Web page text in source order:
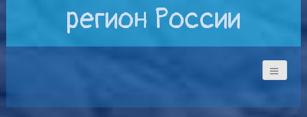
регион России